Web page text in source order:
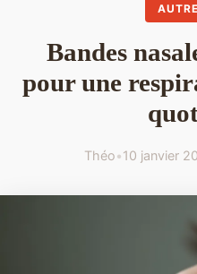
Bandes
pour une
Théo•10 janvier